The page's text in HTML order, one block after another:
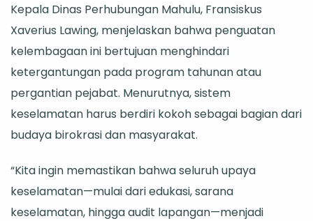
Kepala Dinas Perhubungan Mahulu, Fransiskus
Xaverius Lawing, menjelaskan bahwa penguatan
kelembagaan ini bertujuan menghindari
ketergantungan pada program tahunan atau
pergantian pejabat. Menurutnya, sistem
keselamatan harus berdiri kokoh sebagai bagian dari
budaya birokrasi dan masyarakat.
“Kita ingin memastikan bahwa seluruh upaya
keselamatan—mulai dari edukasi, sarana
keselamatan, hingga audit lapangan—menjadi